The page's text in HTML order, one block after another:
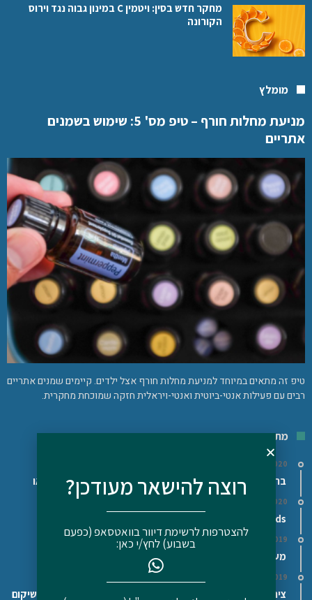
מחקר חדש בסין: ויטמין C במינון גבוה נגד וירוס
הקורונה
מומלץ
מניעת מחלות חורף – טיפ מס' 5: שימוש בשמנים
אתריים
טיפ זה מתאים במיוחד למניעת מחלות חורף אצל ילדים. קיימים שמנים אתריים
רבים עם פעילות אנטי-ביוטית ואנטי-ויראלית חזקה שמוכחת מחקרית. ​
מתכונים
16/02/2020
בראוניז שחיתות – טעימים, מזינים ובריאים – ללא גלוטן, פליאו
16/02/2020
Superfoods/מזונות על – האם כדאי לצרוך אותם?
29/11/2019
מעדן גבינה ושמן פשתן/המפ (על פי דר' בודוויג)
11/12/2019
ציר עצם בקר/עוף ביתי – Bone broth – המזון הטוב ביותר לשיקום
רוצה להישאר מעודכן?
להצטרפות לרשימת דיוור בוואטסאפ (כפעם
בשבוע) לחץ/י כאן: